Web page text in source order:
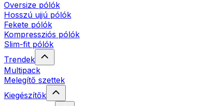
Oversize pólók
Hosszú ujjú pólók
Fekete pólók
Kompressziós pólók
Slim-fit pólók
Trendek
Multipack
Melegítő szettek
Kiegészítők